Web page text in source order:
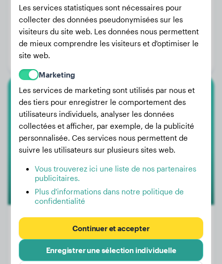
Poids:
5 kg
Âge:
1 an, 3 mois
Genre:
Bichon
Nico
Poids:
4 kg
Âge:
1 an, 7 mois
Les services statistiques sont nécessaires pour
collecter des données pseudonymisées sur les
visiteurs du site web. Les données nous permettent
de mieux comprendre les visiteurs et d'optimiser le
site web.
Marketing
Les services de marketing sont utilisés par nous et
des tiers pour enregistrer le comportement des
utilisateurs individuels, analyser les données
collectées et afficher, par exemple, de la publicité
personnalisée. Ces services nous permettent de
suivre les utilisateurs sur plusieurs sites web.
Vous trouverez ici une liste de nos partenaires
publicitaires.
Plus d'informations dans notre politique de
confidentialité
Continuer et accepter
Enregistrer une sélection individuelle